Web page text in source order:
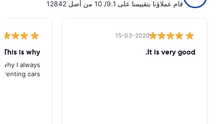
قام عملاؤنا بتقييمنا على 9.1/ 10 من أصل 12842
15-03-2020
It is very good.
This is why
I always
cars.